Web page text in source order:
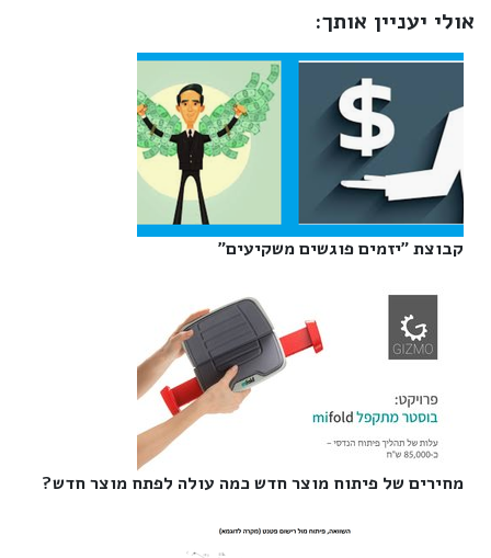
אולי יעניין אותך:
קבוצת "יזמים פוגשים משקיעים"‎
מחירים של פיתוח מוצר חדש כמה עולה לפתח מוצר חדש?‎